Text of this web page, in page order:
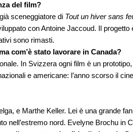
del film?
sceneggiatore di Tout un hiver sans
con Antoine Jaccoud. Il progetto
sono rimasti.
com’è stato lavorare in Canada?
In Svizzera ogni film è un
e americane: l’anno scorso il
e Marthe Keller. Lei è una grande
nell’estremo nord. Evelyne Brochu in